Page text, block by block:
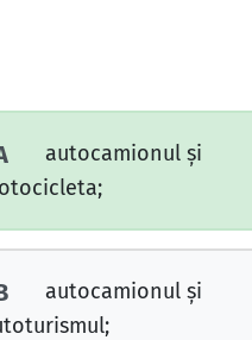
autocamionul şi
autocamionul şi